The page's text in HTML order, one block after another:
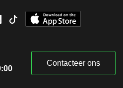
Contacteer ons